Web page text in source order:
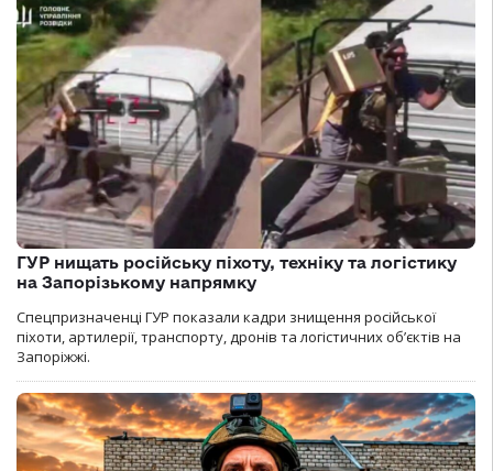
ГУР нищать російську піхоту, техніку та логістику
на Запорізькому напрямку
Спецпризначенці ГУР показали кадри знищення російської
піхоти, артилерії, транспорту, дронів та логістичних об’єктів на
Запоріжжі.